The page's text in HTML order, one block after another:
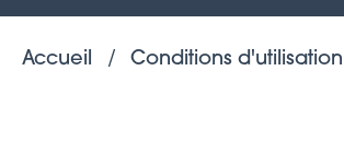
Accueil Conditions d'utilisation